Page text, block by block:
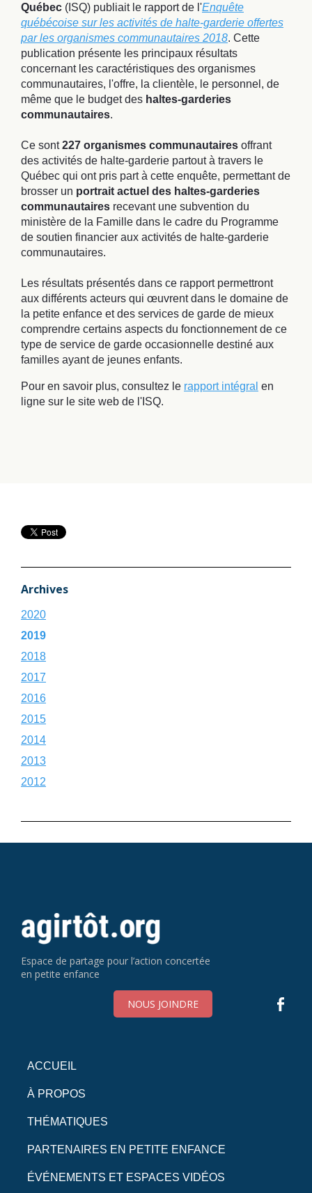
Québec (ISQ) publiait le rapport de l'Enquête
québécoise sur les activités de halte-garderie offertes
par les organismes communautaires 2018. Cette
publication présente les principaux résultats
concernant les caractéristiques des organismes
communautaires, l'offre, la clientèle, le personnel, de
même que le budget des haltes-garderies
communautaires.
Ce sont227 organismes communautaires offrant
des activités de halte-garderie partout à travers le
Québec qui ont pris part à cette enquête, permettant de
brosser un portrait actuel des haltes-garderies
communautaires recevant une subvention du
ministère de la Famille dans le cadre du Programme
de soutien financier aux activités de halte-garderie
communautaires.
Les résultats présentés dans ce rapport permettront
aux différents acteurs qui œuvrent dans le domaine de
la petite enfance et des services de garde de mieux
comprendre certains aspects du fonctionnement de ce
type de service de garde occasionnelle destiné aux
familles ayant de jeunes enfants.
Pour en savoir plus, consultez le rapport intégral en
ligne sur le site web de l'ISQ.
Archives
2020
2019
2018
2017
2016
2015
2014
2013
2012
Espace de partage pour l’action concertée
en petite enfance
NOUS JOINDRE
ACCUEIL
À PROPOS
THÉMATIQUES
PARTENAIRES EN PETITE ENFANCE
ÉVÉNEMENTS ET ESPACES VIDÉOS